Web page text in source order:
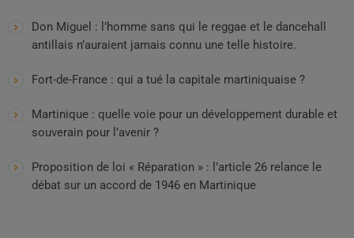
Don Miguel : l’homme sans qui le reggae et le dancehall
antillais n’auraient jamais connu une telle histoire.
Fort-de-France : qui a tué la capitale martiniquaise ?
Martinique : quelle voie pour un développement durable et
souverain pour l’avenir ?
Proposition de loi « Réparation » : l’article 26 relance le
débat sur un accord de 1946 en Martinique